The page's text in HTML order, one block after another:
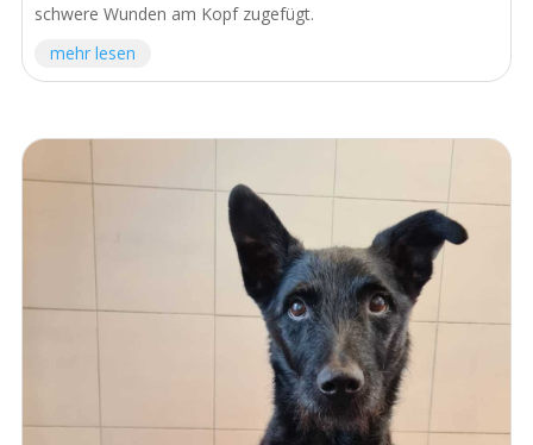
schwere Wunden am Kopf zugefügt.
mehr lesen